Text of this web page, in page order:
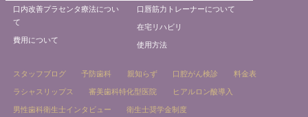
口内改善プラセンタ療法につい
て
費用について
口唇筋力トレーナーについて
在宅リハビリ
使用方法
スタッフブログ 予防歯科 親知らず 口腔がん検診 料金表
ラシャスリップス 審美歯科特化型医院 ヒアルロン酸導入
男性歯科衛生士インタビュー 衛生士奨学金制度